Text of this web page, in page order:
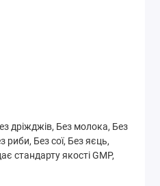
пшеницею, глютеном,
ракоподібними або
в установці GMP,
що містять ці алергени.
природним чином.
влагопоглотителем.
дріжджів, Без молока, Без
риби, Без сої, Без яєць,
стандарту якості GMP,